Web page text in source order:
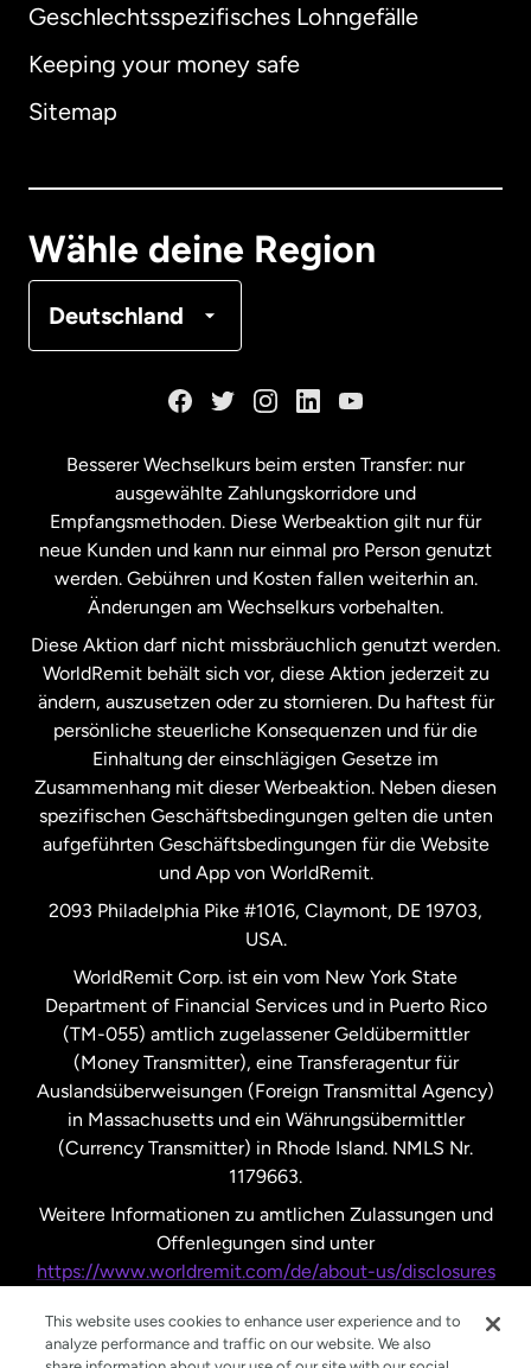
Geschlechtsspezifisches Lohngefälle
Keeping your money safe
Sitemap
Wähle deine Region
Deutschland
Australien
Malaysia
Neuseeland
Niederlande
Schweden
Spanien
Vereinigte Staaten English
Vereinigte Staaten
Vereinigtes Königreich
Besserer Wechselkurs beim ersten Transfer: nur
ausgewählte Zahlungskorridore und
Empfangsmethoden. Diese Werbeaktion gilt nur für
neue Kunden und kann nur einmal pro Person genutzt
werden. Gebühren und Kosten fallen weiterhin an.
Änderungen am Wechselkurs vorbehalten.
Diese Aktion darf nicht missbräuchlich genutzt werden.
WorldRemit behält sich vor, diese Aktion jederzeit zu
ändern, auszusetzen oder zu stornieren. Du haftest für
persönliche steuerliche Konsequenzen und für die
Einhaltung der einschlägigen Gesetze im
Zusammenhang mit dieser Werbeaktion. Neben diesen
spezifischen Geschäftsbedingungen gelten die unten
aufgeführten Geschäftsbedingungen für die Website
und App von WorldRemit.
2093 Philadelphia Pike #1016, Claymont, DE 19703,
USA.
WorldRemit Corp. ist ein vom New York State
Department of Financial Services und in Puerto Rico
(TM-055) amtlich zugelassener Geldübermittler
(Money Transmitter), eine Transferagentur für
Auslandsüberweisungen (Foreign Transmittal Agency)
in Massachusetts und ein Währungsübermittler
(Currency Transmitter) in Rhode Island. NMLS Nr.
1179663.
Weitere Informationen zu amtlichen Zulassungen und
Offenlegungen sind unter
https://www.worldremit.com/de/about-us/disclosures
This website uses cookies to enhance user experience and to
analyze performance and traffic on our website. We also